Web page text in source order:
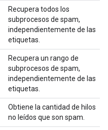
Recupera todos los
subprocesos de spam,
independientemente de las
etiquetas.
Recupera un rango de
subprocesos de spam,
independientemente de las
etiquetas.
Obtiene la cantidad de hilos
no leídos que son spam.